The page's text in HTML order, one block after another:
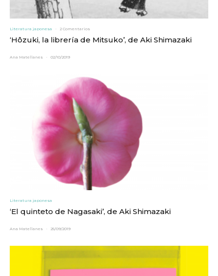
Literatura japonesa · 2 Comentarios
‘Hôzuki, la librería de Mitsuko’, de Aki Shimazaki
Ana Matellanes · 02/10/2019
Literatura japonesa
‘El quinteto de Nagasaki’, de Aki Shimazaki
Ana Matellanes · 25/09/2019